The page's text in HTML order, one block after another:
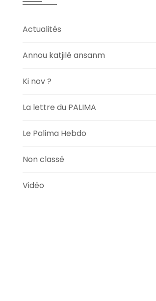
Actualités
Annou katjilé ansanm
Ki nov ?
La lettre du PALIMA
Le Palima Hebdo
Non classé
Vidéo